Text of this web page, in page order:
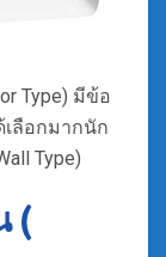
Type) มีข้อ
เลือกมากนัก
Type)
(